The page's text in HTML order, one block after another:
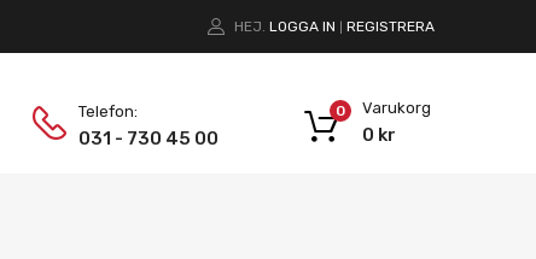
HEJ. LOGGA IN REGISTRERA
Telefon:
031 - 730 45 00
Varukorg
0 kr
0